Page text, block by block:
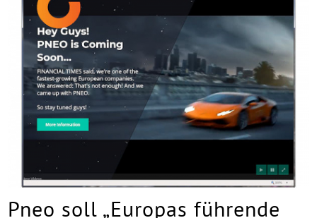
Pneo soll „Europas führende